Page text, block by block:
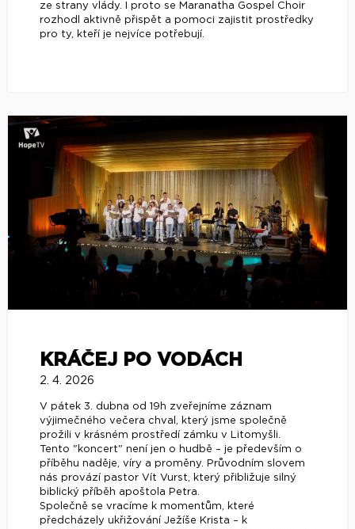
ze strany vlády. I proto se Maranatha Gospel Choir
rozhodl aktivně přispět a pomoci zajistit prostředky
pro ty, kteří je nejvíce potřebují.
KRÁČEJ PO VODÁCH
2. 4. 2026
V pátek 3. dubna od 19h zveřejníme záznam
výjimečného večera chval, který jsme společně
prožili v krásném prostředí zámku v Litomyšli.
Tento "koncert" není jen o hudbě – je především o
příběhu naděje, víry a proměny. Průvodním slovem
nás provází pastor Vít Vurst, který přibližuje silný
biblický příběh apoštola Petra.
Společně se vracíme k momentům, které
předcházely ukřižování Ježíše Krista – k